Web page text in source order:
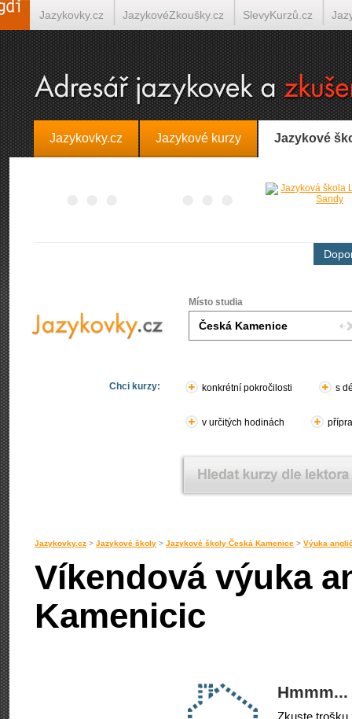
Jazykovky.cz Jazykové kurzy Jazykové
Místo studia
Chci kurzy: konkrétní pokročilosti s
v určitých hodinách
Jazykovky.cz > Jazykové školy > Jazykové školy Česká Kamenice > Výuka
Víkendová výuka
Kamenicic
Zkuste trošku
Jazykovky.cz JazykovéZkoušky.cz SlevyKurzů.cz
Španělština on-line Italština on-line Tlumočení-